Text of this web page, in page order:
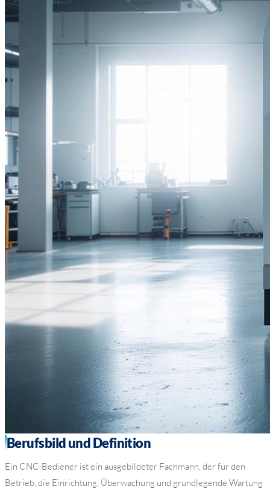
Berufsbild und Definition
Ein CNC-Bediener ist ein ausgebildeter Fachmann, der für den
Betrieb, die Einrichtung, Überwachung und grundlegende Wartung